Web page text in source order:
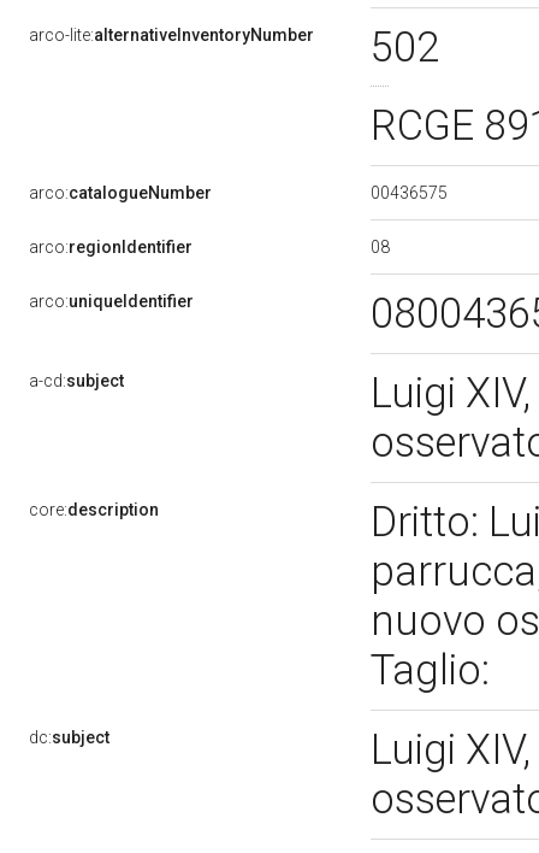
arco-lite:alternativeInventoryNumber
502
RCGE
arco:catalogueNumber 00436575
arco:regionIdentifier 08
arco:uniqueIdentifier
a-cd:subject
Luigi
core:description
Dritto:
nuovo
Taglio:
dc:subject
Luigi